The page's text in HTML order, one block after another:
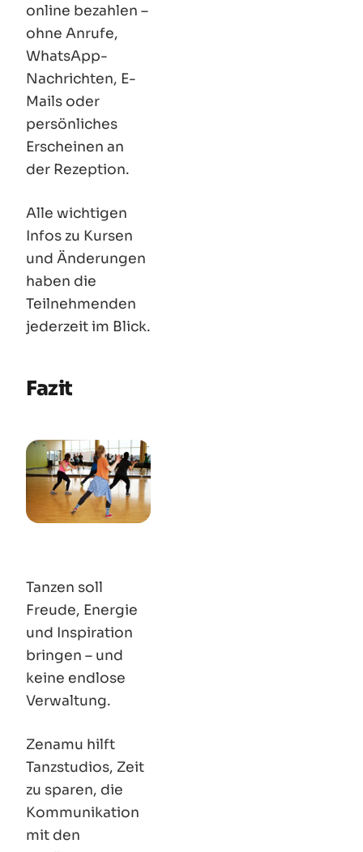
online bezahlen –
ohne Anrufe,
WhatsApp-
Nachrichten, E-
Mails oder
persönliches
Erscheinen an
der Rezeption.
Alle wichtigen
Infos zu Kursen
und Änderungen
haben die
Teilnehmenden
jederzeit im Blick.
Fazit
Tanzen soll
Freude, Energie
und Inspiration
bringen – und
keine endlose
Verwaltung.
Zenamu hilft
Tanzstudios, Zeit
zu sparen, die
Kommunikation
mit den